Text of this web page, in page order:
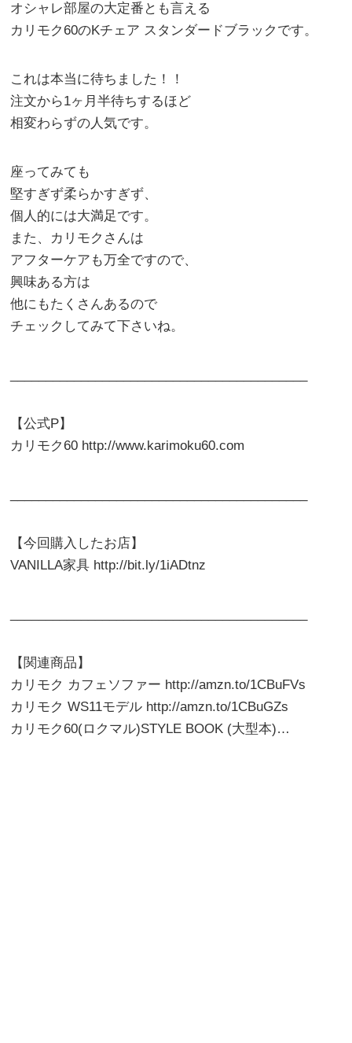
オシャレ部屋の大定番とも言える
カリモク60のKチェア スタンダードブラックです。
これは本当に待ちました！！
注文から1ヶ月半待ちするほど
相変わらずの人気です。
座ってみても
堅すぎず柔らかすぎず、
個人的には大満足です。
また、カリモクさんは
アフターケアも万全ですので、
興味ある方は
他にもたくさんあるので
チェックしてみて下さいね。
【公式P】
カリモク60 http://www.karimoku60.com
【今回購入したお店】
VANILLA家具 http://bit.ly/1iADtnz
【関連商品】
カリモク カフェソファー http://amzn.to/1CBuFVs
カリモク WS11モデル http://amzn.to/1CBuGZs
カリモク60(ロクマル)STYLE BOOK (大型本)…